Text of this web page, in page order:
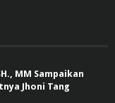
MM Sampaikan
Jhoni Tang